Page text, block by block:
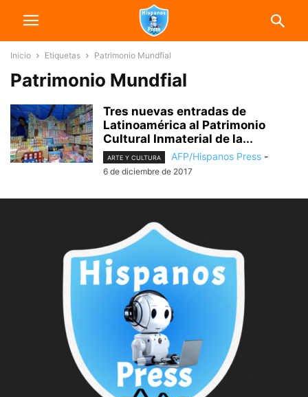
Inicio Etiquetas Patrimonio Mundfial
Patrimonio Mundfial
Tres nuevas entradas de
Latinoamérica al Patrimonio
Cultural Inmaterial de la...
ARTE Y CULTURA AFP/Hispanos Press -
6 de diciembre de 2017